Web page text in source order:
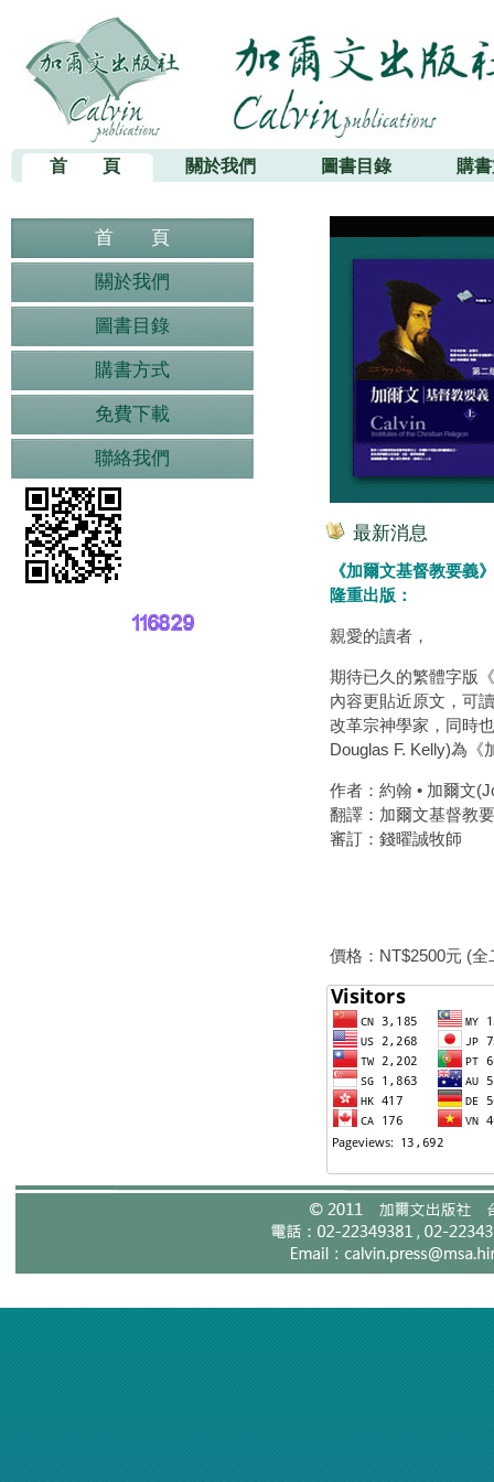
加爾文出版社
首 頁 關於我們 圖書目錄 購
首 頁
關於我們
圖書目錄
購書方式
免費下載
聯絡我們
最新消息
《加爾文基督教要
隆重出版：
親愛的讀者，
期待已久的繁體字版
內容更貼近原文，可
改革宗神學家，同時
Douglas F. Kelly)為
作者：約翰 • 加爾文
翻譯：加爾文基督教
審訂：錢曜誠牧師
價格：NT$2500